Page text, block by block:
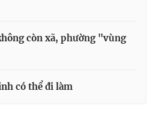
còn xã, phường "vùng
có thể đi làm